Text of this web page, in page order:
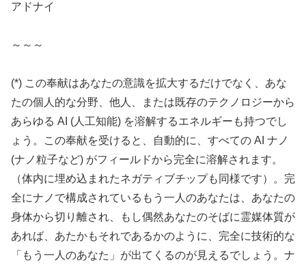
アドナイ
～～～
(*) この奉献はあなたの意識を拡大するだけでなく、あな
たの個人的な分野、他人、または既存のテクノロジーから
あらゆる AI (人工知能) を溶解するエネルギーも持つでし
ょう。この奉献を受けると、自動的に、すべての AI ナノ
(ナノ粒子など) がフィールドから完全に溶解されます。
（体内に埋め込まれたネガティブチップも同様です）。完
全にナノで構成されているもう一人のあなたは、あなたの
身体から切り離され、もし偶然あなたのそばに霊媒体質が
あれば、あたかもそれであるかのように、完全に技術的な
「もう一人のあなた」が出てくるのが見えるでしょう。ナ